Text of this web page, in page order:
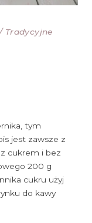
Tradycyjne
tym
jest zawsze z
cukrem i bez
200 g
cukru użyj
do kawy